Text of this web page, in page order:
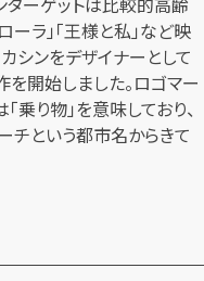
ーラ」「王様と私」など映
シンをデザイナーとして
開始しました。ロゴマー
乗り物」を意味しており、
チという都市名からきて